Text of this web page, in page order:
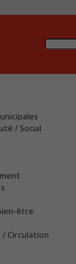
/ Social
être
Circulation